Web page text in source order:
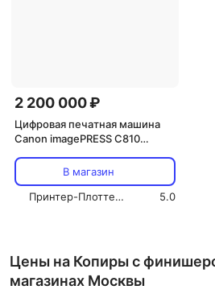
2 200 000 ₽
Цифровая печатная машина
Canon imagePRESS C810
контроллер (C810_Ref.)
В магазин
Принтер-Плоттер.ру
5.0
Цены на Копиры с
магазинах Москвы